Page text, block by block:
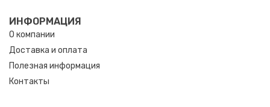
ИНФОРМАЦИЯ
О компании
Доставка и оплата
Полезная информация
Контакты